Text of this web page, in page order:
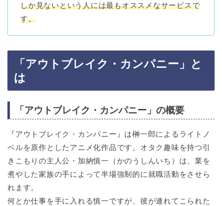
しか見ないという人には最もオススメなサービスで
す。
「アウトブレイク・カンパニー」と
は
「アウトブレイク・カンパニー」の概要
『アウトブレイク・カンパニー』は榊一郎によるライトノ
ベルを原作としたアニメ化作品です。オタク趣味を持つ引
きこもりの主人公・加納慎一（かのうしんいち）は、業を
煮やした家族の手によって半場強制的に就職活動をさせら
れます。
何とか仕事を手に入れる慎一ですが、彼が連れてこられた